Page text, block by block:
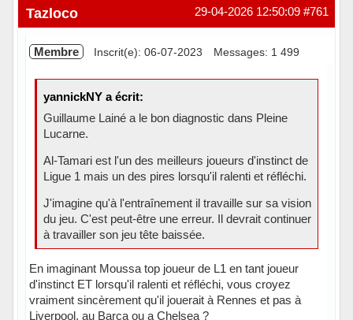
En ligne #761
29-04-2026 12:50:09
Tazloco
Membre Inscrit(e): 06-07-2023 Messages: 1 499
yannickNY a écrit:
Guillaume Lainé a le bon diagnostic dans Pleine
Lucarne.
Al-Tamari est l'un des meilleurs joueurs d'instinct de
Ligue 1 mais un des pires lorsqu'il ralenti et réfléchi.
J'imagine qu'à l'entraînement il travaille sur sa vision
du jeu. C'est peut-être une erreur. Il devrait continuer
à travailler son jeu tête baissée.
En imaginant Moussa top joueur de L1 en tant joueur
d'instinct ET lorsqu'il ralenti et réfléchi, vous croyez
vraiment sincèrement qu'il jouerait à Rennes et pas à
Liverpool, au Barça ou a Chelsea ?